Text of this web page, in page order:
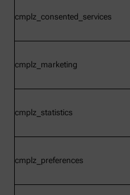
cmplz_consented_services
cmplz_marketing
cmplz_statistics
cmplz_preferences